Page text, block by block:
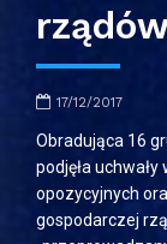
17/12/2017
Obradująca 16
podjęła
opozycyjnych
gospodarczej